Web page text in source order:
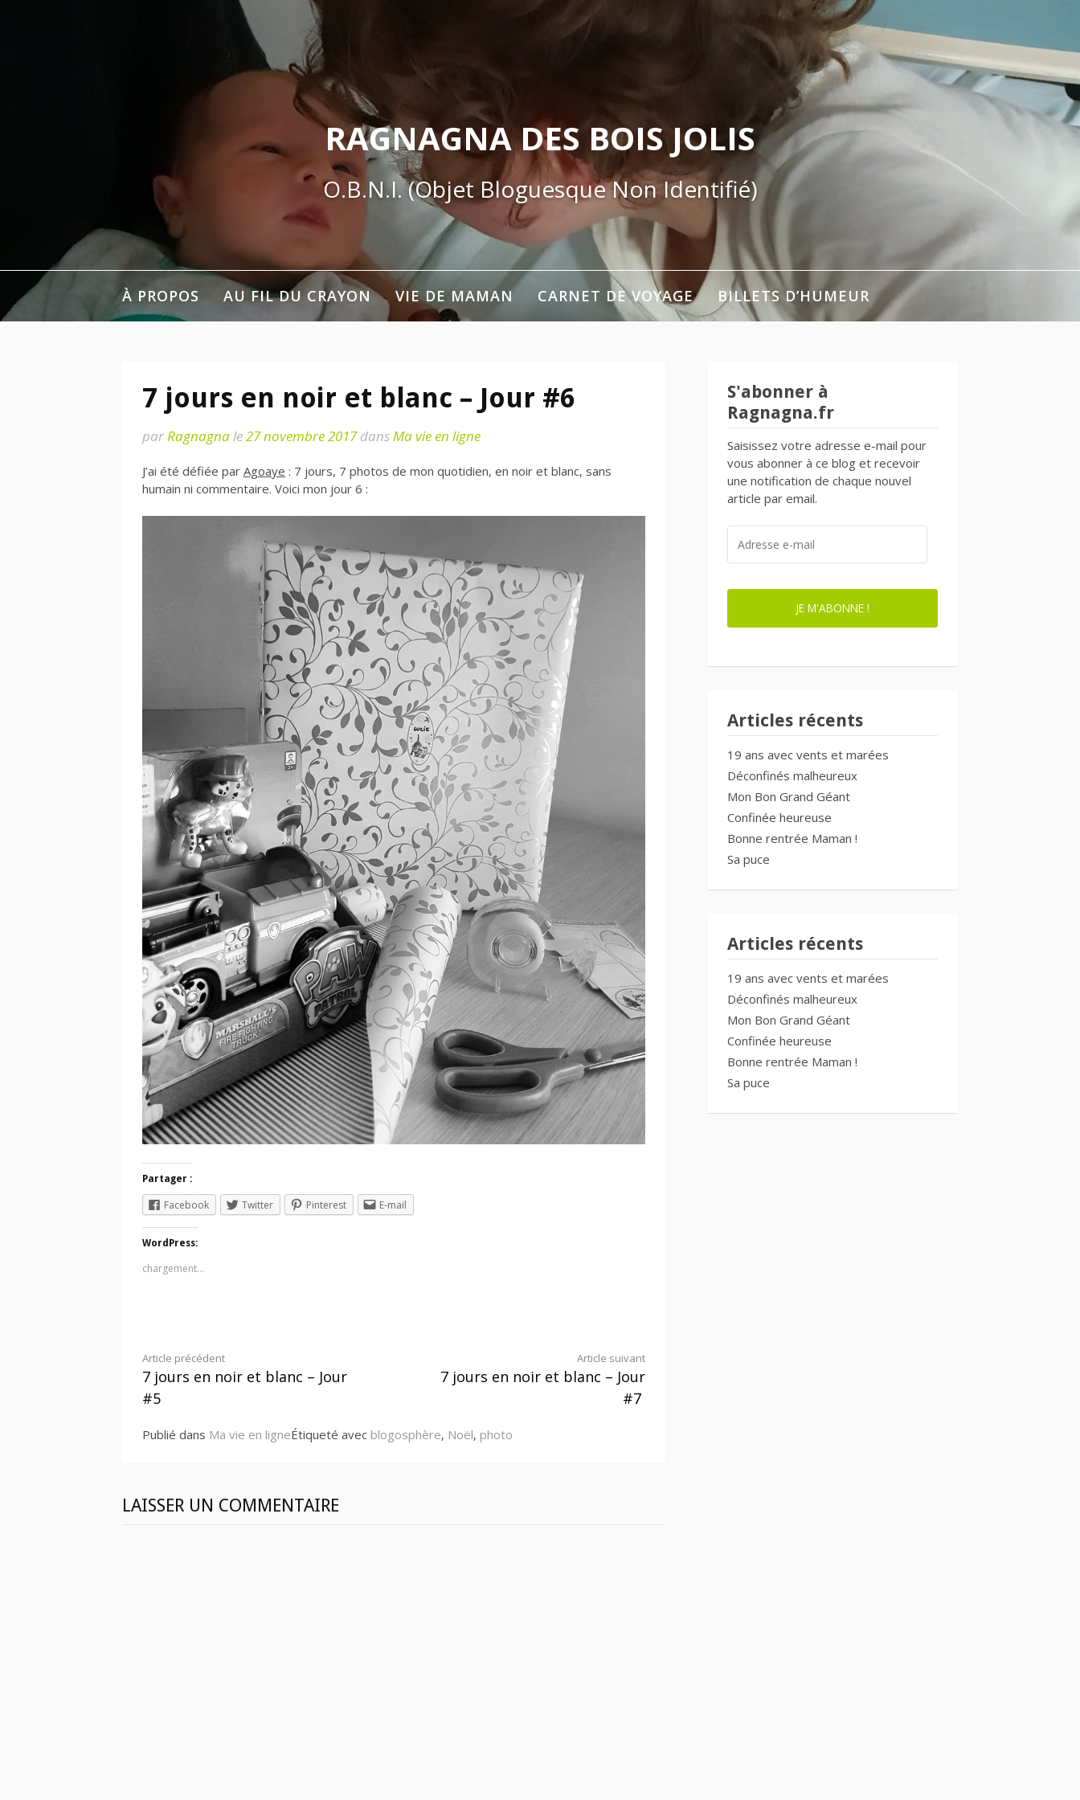
RAGNAGNA DES BOIS JOLIS
O.B.N.I. (Objet Bloguesque Non Identifié)
À PROPOS AU FIL DU CRAYON VIE DE MAMAN CARNET DE VOYAGE BILLETS D’HUMEUR
7 jours en noir et blanc – Jour #6
parRagnagnale27 novembre 2017dansMa vie en ligne
J’ai été défiée par Agoaye : 7 jours, 7 photos de mon quotidien, en noir et blanc, sans
humain ni commentaire. Voici mon jour 6 :
Partager :
Facebook Twitter Pinterest E-mail
WordPress:
chargement…
Lire
la
Article précédent
7 jours en noir et blanc – Jour
#5
Article suivant
7 jours en noir et blanc – Jour
#7
Publié dans Ma vie en ligneÉtiqueté avec blogosphère, Noël, photo
LAISSER UN COMMENTAIRE
S'abonner à
Ragnagna.fr
Saisissez votre adresse e-mail pour
vous abonner à ce blog et recevoir
une notification de chaque nouvel
article par email.
MAIL
JE M'ABONNE !
Articles récents
19 ans avec vents et marées
Déconfinés malheureux
Mon Bon Grand Géant
Confinée heureuse
Bonne rentrée Maman !
Sa puce
Articles récents
19 ans avec vents et marées
Déconfinés malheureux
Mon Bon Grand Géant
Confinée heureuse
Bonne rentrée Maman !
Sa puce